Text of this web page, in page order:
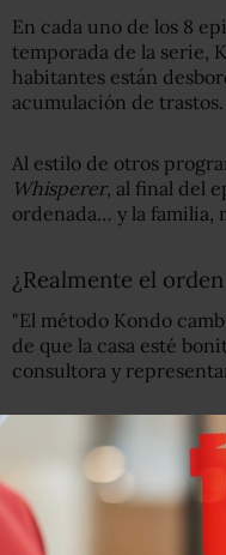
En cada uno de los 8
temporada de la serie,
habitantes están
acumulación de trastos.
Al estilo de otros
Whisperer, al final del
ordenada… y la familia,
¿Realmente el
"El método Kondo
de que la casa esté
consultora y
"Has valorado cada
las que te quedas te
Una vez que has hecho
que valoras. Le asignas